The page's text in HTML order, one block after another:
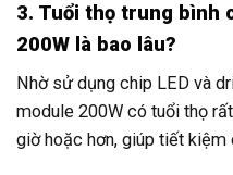
3. Tuổi thọ trung bình
200W là bao lâu?
Nhờ sử dụng chip LED và
module 200W có tuổi thọ
giờ hoặc hơn, giúp tiết kiệm